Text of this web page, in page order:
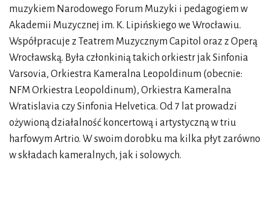
muzykiem Narodowego Forum Muzyki i pedagogiem w
Akademii Muzycznej im. K. Lipińskiego we Wrocławiu.
Współpracuje z Teatrem Muzycznym Capitol oraz z Operą
Wrocławską. Była członkinią takich orkiestr jak Sinfonia
Varsovia, Orkiestra Kameralna Leopoldinum (obecnie:
NFM Orkiestra Leopoldinum), Orkiestra Kameralna
Wratislavia czy Sinfonia Helvetica. Od 7 lat prowadzi
ożywioną działalność koncertową i artystyczną w triu
harfowym Artrio. W swoim dorobku ma kilka płyt zarówno
w składach kameralnych, jak i solowych.